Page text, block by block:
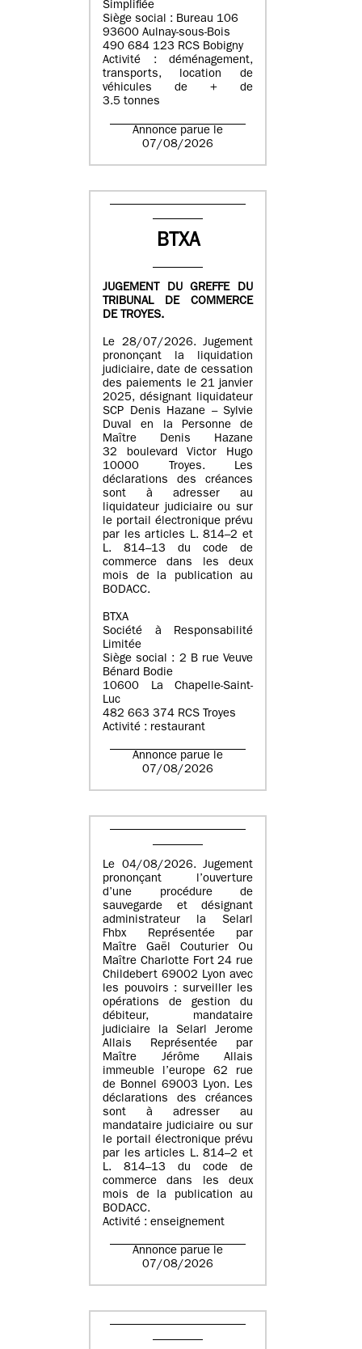
Simplifiée
Siège social : Bureau 106
93600 Aulnay-sous-Bois
490 684 123 RCS Bobigny
Activité : déménagement,
transports, location de
véhicules de + de
3.5 tonnes
Annonce parue le
07/08/2026
BTXA
JUGEMENT DU GREFFE DU
TRIBUNAL DE COMMERCE
DE TROYES.
Le 28/07/2026. Jugement
prononçant la liquidation
judiciaire, date de cessation
des paiements le 21 janvier
2025, désignant liquidateur
SCP Denis Hazane – Sylvie
Duval en la Personne de
Maître Denis Hazane
32 boulevard Victor Hugo
10000 Troyes. Les
déclarations des créances
sont à adresser au
liquidateur judiciaire ou sur
le portail électronique prévu
par les articles L. 814–2 et
L. 814–13 du code de
commerce dans les deux
mois de la publication au
BODACC.
BTXA
Société à Responsabilité
Limitée
Siège social : 2 B rue Veuve
Bénard Bodie
10600 La Chapelle-Saint-
Luc
482 663 374 RCS Troyes
Activité : restaurant
Annonce parue le
07/08/2026
Le 04/08/2026. Jugement
prononçant l’ouverture
d’une procédure de
sauvegarde et désignant
administrateur la Selarl
Fhbx Représentée par
Maître Gaël Couturier Ou
Maître Charlotte Fort 24 rue
Childebert 69002 Lyon avec
les pouvoirs : surveiller les
opérations de gestion du
débiteur, mandataire
judiciaire la Selarl Jerome
Allais Représentée par
Maître Jérôme Allais
immeuble l’europe 62 rue
de Bonnel 69003 Lyon. Les
déclarations des créances
sont à adresser au
mandataire judiciaire ou sur
le portail électronique prévu
par les articles L. 814–2 et
L. 814–13 du code de
commerce dans les deux
mois de la publication au
BODACC.
Activité : enseignement
Annonce parue le
07/08/2026